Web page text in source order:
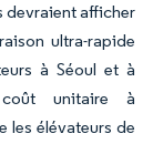
devraient afficher
ultra-rapide
à Séoul et à
unitaire à
les élévateurs de